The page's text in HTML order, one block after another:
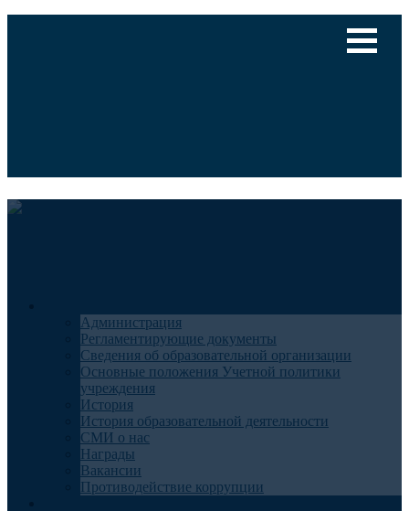
Администрация
Регламентирующие документы
Сведения об образовательной организации
Основные положения Учетной политики
учреждения
История
История образовательной деятельности
СМИ о нас
Награды
Вакансии
Противодействие коррупции